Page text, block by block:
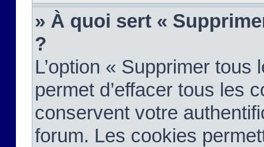
» À quoi sert «
?
L’option « Supprimer
permet d’effacer tous les
conservent votre
forum. Les cookies